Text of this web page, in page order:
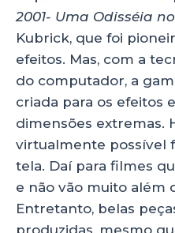
2001- Uma Odisséia
Kubrick, que foi
efeitos. Mas, com a
do computador, a
criada para os efeitos
dimensões extremas.
virtualmente possível
tela. Daí para filmes
e não vão muito além
Entretanto, belas
produzidas, mesmo